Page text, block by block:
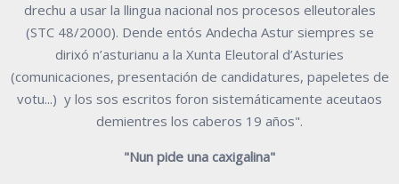
drechu a usar la llingua nacional nos procesos elleutorales
(STC 48/2000). Dende entós Andecha Astur siempres se
dirixó n’asturianu a la Xunta Eleutoral d’Asturies
(comunicaciones, presentación de candidatures, papeletes de
votu...) y los sos escritos foron sistemáticamente aceutaos
demientres los caberos 19 años".
"Nun pide una caxigalina"